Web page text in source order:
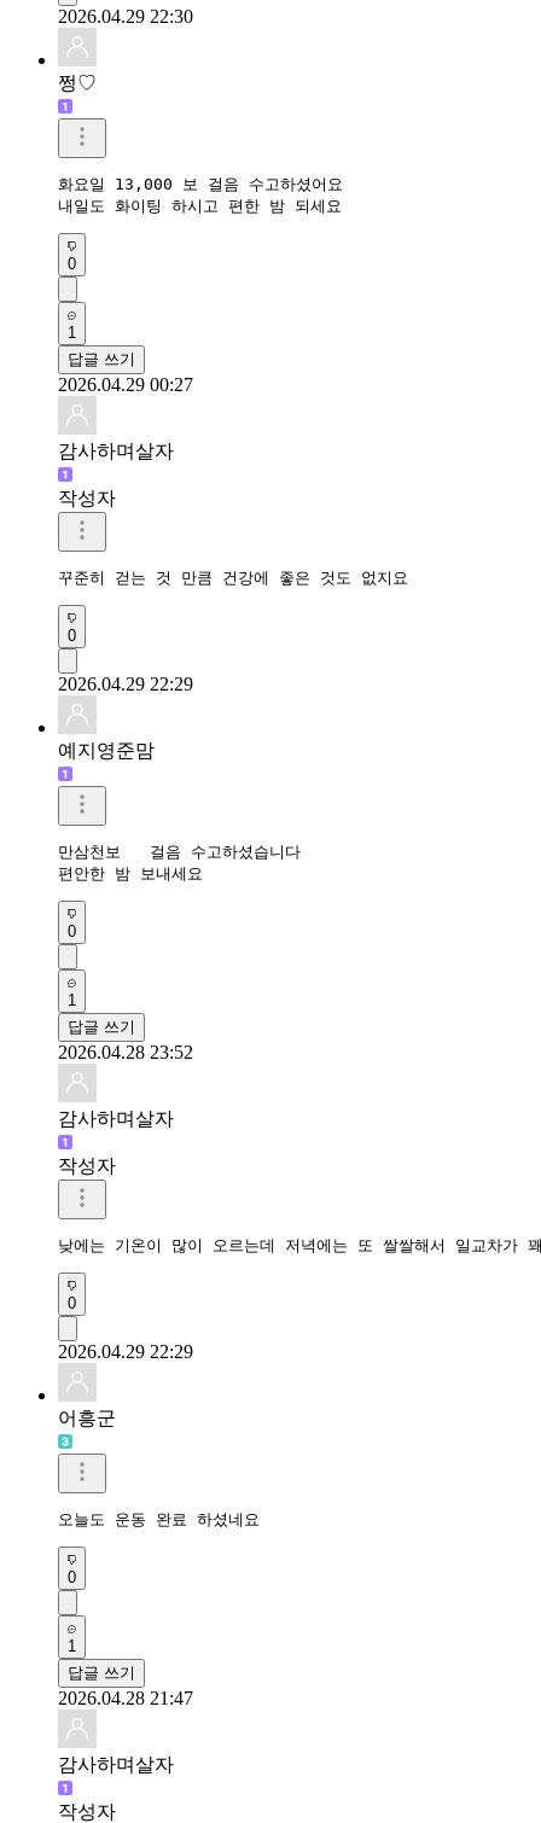
2026.04.29 22:30
쩡♡
화요일 13,000 보 걸음 수고하셨어요
내일도 화이팅 하시고 편한 밤 되세요
0
1
답글 쓰기
2026.04.29 00:27
감사하며살자
작성자
꾸준히 걷는 것 만큼 건강에 좋은 것도 없지요
0
2026.04.29 22:29
예지영준맘
만삼천보   걸음 수고하셨습니다
편안한 밤 보내세요
0
1
답글 쓰기
2026.04.28 23:52
감사하며살자
작성자
낮에는 기온이 많이 오르는데 저녁에는 또 쌀쌀해서 일교차가
0
2026.04.29 22:29
어흥군
오늘도 운동 완료 하셨네요
0
1
답글 쓰기
2026.04.28 21:47
감사하며살자
작성자